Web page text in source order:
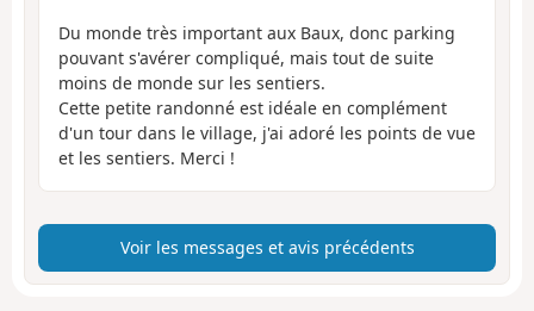
Du monde très important aux Baux, donc parking
pouvant s'avérer compliqué, mais tout de suite
moins de monde sur les sentiers.
Cette petite randonné est idéale en complément
d'un tour dans le village, j'ai adoré les points de vue
et les sentiers. Merci !
Voir les messages et avis précédents